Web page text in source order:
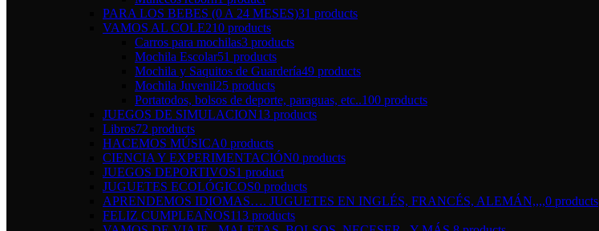
PARA LOS BEBES (0 A 24 MESES)31 products
VAMOS AL COLE210 products
Carros para mochilas3 products
Mochila Escolar51 products
Mochila y Saquitos de Guardería49 products
Mochila Juvenil25 products
Portatodos, bolsos de deporte, paraguas, etc..100 products
JUEGOS DE SIMULACION13 products
Libros72 products
HACEMOS MÚSICA0 products
CIENCIA Y EXPERIMENTACIÓN0 products
JUEGOS DEPORTIVOS1 product
JUGUETES ECOLÓGICOS0 products
APRENDEMOS IDIOMAS…. JUGUETES EN INGLÉS, FRANCÉS, ALEMÁN,,,,0 products
FELIZ CUMPLEAÑOS113 products